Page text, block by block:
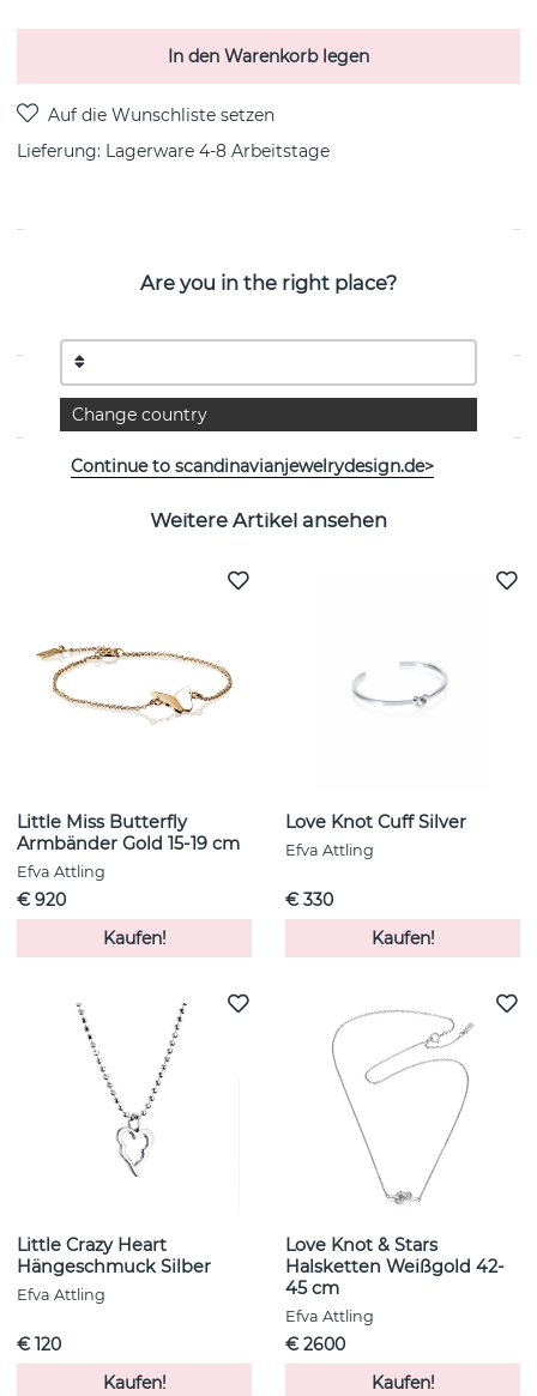
In den Warenkorb legen
Lieferung: Lagerware 4-8 Arbeitstage
EIGENSCHAFTEN
Weitere Artikel ansehen
Little Miss Butterfly
Armbänder Gold 15-19 cm
Efva Attling
€ 920
Kaufen!
Love Knot Cuff Silver
Efva Attling
€ 330
Kaufen!
Little Crazy Heart
Hängeschmuck Silber
Efva Attling
€ 120
Kaufen!
Love Knot & Stars
Halsketten Weißgold 42-
45 cm
Efva Attling
€ 2600
Kaufen!
Are you in the right place?
Change country
Continue to scandinavianjewelrydesign.de>